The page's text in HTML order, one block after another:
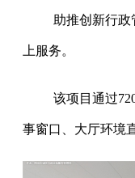
助推创新行
上服务。
该项目通过
事窗口、大厅环境